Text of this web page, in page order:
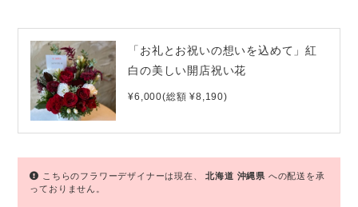
「お礼とお祝いの想いを込めて」紅
白の美しい開店祝い花
¥6,000(総額 ¥8,190)
こちらのフラワーデザイナーは現在、北海道 沖縄県 への配送を承
っておりません。